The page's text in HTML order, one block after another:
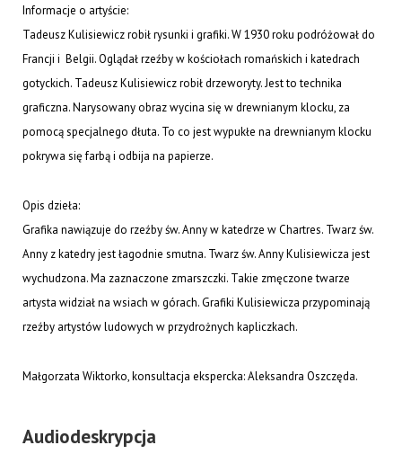
Informacje o artyście:
Tadeusz Kulisiewicz robił rysunki i grafiki. W 1930 roku podróżował do
Francji i Belgii. Oglądał rzeźby w kościołach romańskich i katedrach
gotyckich. Tadeusz Kulisiewicz robił drzeworyty. Jest to technika
graficzna. Narysowany obraz wycina się w drewnianym klocku, za
pomocą specjalnego dłuta. To co jest wypukłe na drewnianym klocku
pokrywa się farbą i odbija na papierze.
Opis dzieła:
Grafika nawiązuje do rzeźby św. Anny w katedrze w Chartres. Twarz św.
Anny z katedry jest łagodnie smutna. Twarz św. Anny Kulisiewicza jest
wychudzona. Ma zaznaczone zmarszczki. Takie zmęczone twarze
artysta widział na wsiach w górach. Grafiki Kulisiewicza przypominają
rzeźby artystów ludowych w przydrożnych kapliczkach.
Małgorzata Wiktorko, konsultacja ekspercka: Aleksandra Oszczęda.
Audiodeskrypcja